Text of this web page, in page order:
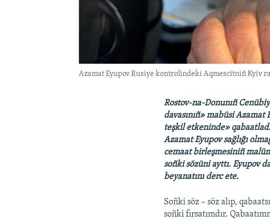
Azamat Eyupov Rusiye kontrolindeki Aqmescitniñ Kyiv
Rostov-na-Donunıñ
davasınıñ» mabüsi
teşkil etkeninde»
Azamat Eyupov sağlığı
cemaat birleşmesiniñ
soñki sözüni ayttı. Eyupov
beyanatını derc ete.
Soñki söz – söz alıp,
soñki fırsatımdır.